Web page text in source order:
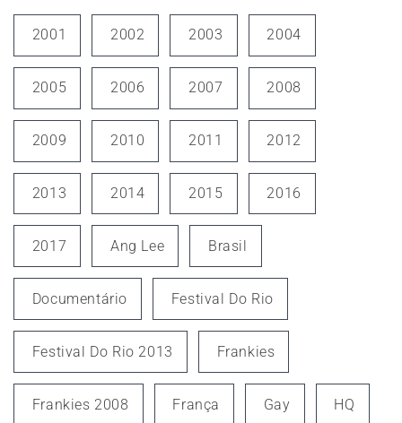
2001 2002 2003 2004
2005 2006 2007 2008
2009 2010 2011 2012
2013 2014 2015 2016
2017 Ang Lee Brasil
Documentário Festival Do Rio
Festival Do Rio 2013 Frankies
Frankies 2008 França Gay HQ